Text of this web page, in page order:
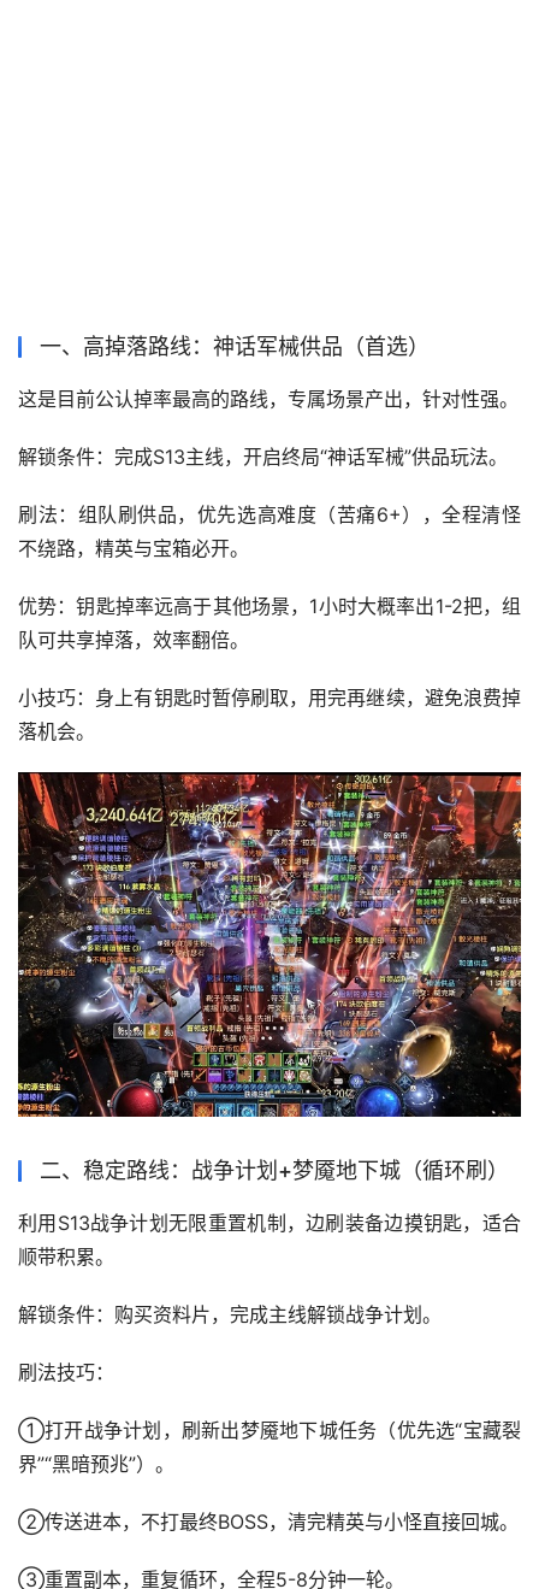
一、高掉落路线：神话军械供品（首选）
这是目前公认掉率最高的路线，专属场景产出，针对性强。
解锁条件：完成S13主线，开启终局“神话军械”供品玩法。
刷法：组队刷供品，优先选高难度（苦痛6+），全程清怪
不绕路，精英与宝箱必开。
优势：钥匙掉率远高于其他场景，1小时大概率出1-2把，组
队可共享掉落，效率翻倍。
小技巧：身上有钥匙时暂停刷取，用完再继续，避免浪费掉
落机会。
二、稳定路线：战争计划+梦魇地下城（循环刷）
利用S13战争计划无限重置机制，边刷装备边摸钥匙，适合
顺带积累。
解锁条件：购买资料片，完成主线解锁战争计划。
刷法技巧：
①打开战争计划，刷新出梦魇地下城任务（优先选“宝藏裂
界”“黑暗预兆”）。
②传送进本，不打最终BOSS，清完精英与小怪直接回城。
③重置副本，重复循环，全程5-8分钟一轮。